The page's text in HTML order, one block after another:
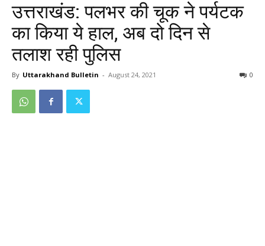
उत्तराखंड: पलभर की चूक ने पर्यटक
का किया ये हाल, अब दो दिन से
तलाश रही पुलिस
By Uttarakhand Bulletin - August 24, 2021 0